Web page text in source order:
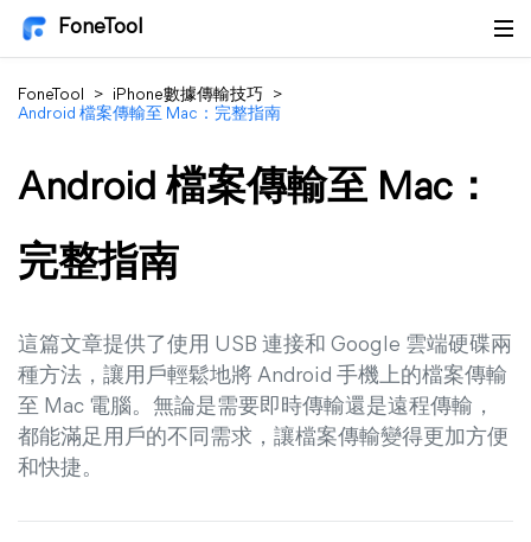
FoneTool
FoneTool > iPhone數據傳輸技巧
>
Android 檔案傳輸至 Mac：完整指南
Android 檔案傳輸至 Mac：
完整指南
這篇文章提供了使用 USB 連接和 Google 雲端硬碟兩
種方法，讓用戶輕鬆地將 Android 手機上的檔案傳輸
至 Mac 電腦。無論是需要即時傳輸還是遠程傳輸，
都能滿足用戶的不同需求，讓檔案傳輸變得更加方便
和快捷。